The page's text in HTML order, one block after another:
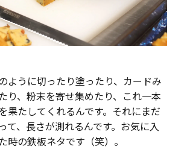
ように切ったり塗ったり、カードみ
り、粉末を寄せ集めたり、これ一本
果たしてくれるんです。それにまだ
て、長さが測れるんです。お気に入
時の鉄板ネタです（笑）。